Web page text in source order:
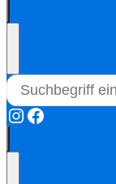
Instagram
Facebook